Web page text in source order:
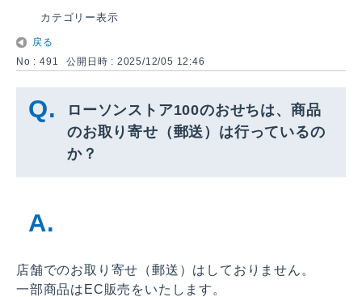
カテゴリー表示
戻る
No : 491
公開日時 : 2025/12/05 12:46
ローソンストア100のおせちは、商品
のお取り寄せ（郵送）は行っているの
か？
店舗でのお取り寄せ（郵送）はしておりません。
一部商品はEC販売をいたします。